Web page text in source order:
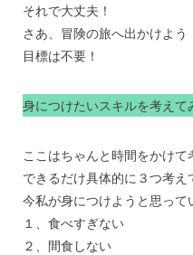
それで大丈夫！
さあ、冒険の旅へ出かけよう
目標は不要！
身につけたいスキルを考えて
ここはちゃんと時間をかけて
できるだけ具体的に３つ考え
今私が身につけようと思って
１、食べすぎない
２、間食しない